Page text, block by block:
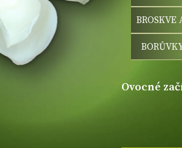
BROSKVE
ovocné